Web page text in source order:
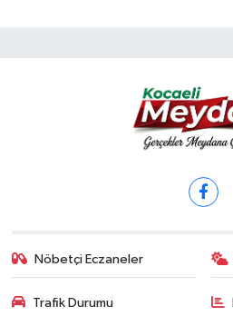
Nöbetçi Eczaneler
Trafik Durumu